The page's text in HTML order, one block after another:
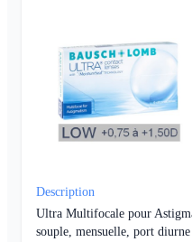
Description
Ultra Multifocale pour
souple, mensuelle, port